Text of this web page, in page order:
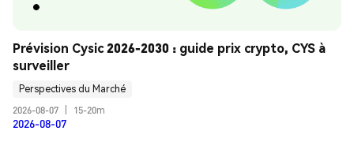
Prévision Cysic 2026-2030 : guide prix crypto, CYS à
surveiller
Perspectives du Marché
2026-08-07
15-20m
2026-08-07